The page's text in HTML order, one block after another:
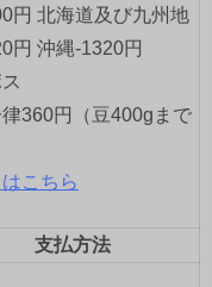
円 北海道及び九州地
円 沖縄-1320円
360円（豆400gまで
こちら
支払方法